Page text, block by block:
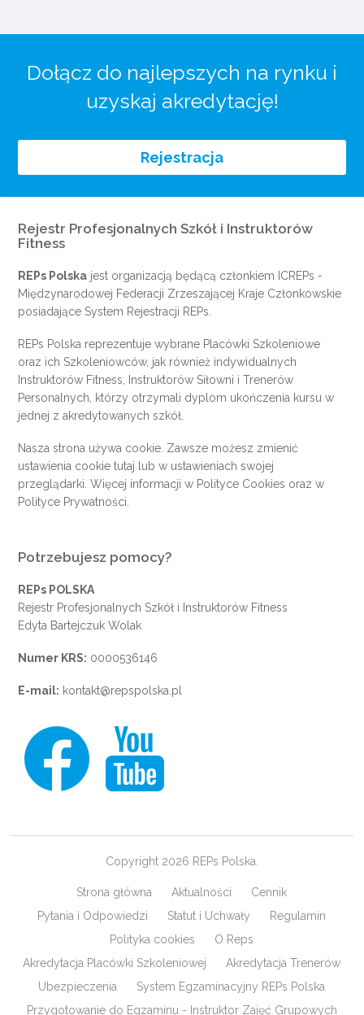
Dołącz do najlepszych na rynku i
uzyskaj akredytację!
Rejestracja
Rejestr Profesjonalnych Szkół i Instruktorów
Fitness
REPs Polska jest organizacją będącą członkiem ICREPs -
Międzynarodowej Federacji Zrzeszającej Kraje Członkowskie
posiadające System Rejestracji REPs.
REPs Polska reprezentuje wybrane Placówki Szkoleniowe
oraz ich Szkoleniowców, jak również indywidualnych
Instruktorów Fitness, Instruktorów Siłowni i Trenerów
Personalnych, którzy otrzymali dyplom ukończenia kursu w
jednej z akredytowanych szkół.
Nasza strona używa cookie. Zawsze możesz zmienić
ustawienia cookietutaj lub w ustawieniach swojej
przeglądarki. Więcej informacji w Polityce Cookies oraz w
Polityce Prywatności.
Potrzebujesz pomocy?
REPs POLSKA
Rejestr Profesjonalnych Szkół i Instruktorów Fitness
Edyta Bartejczuk Wolak
Numer KRS: 0000536146
E-mail: kontakt@repspolska.pl
Copyright 2026 REPs Polska.
Strona główna Aktualności
Cennik
Pytania i Odpowiedzi
Statut i Uchwały
Regulamin
Polityka cookies
O Reps
Akredytacja Placówki Szkoleniowej
Akredytacja Trenerów
Ubezpieczenia
System Egzaminacyjny REPs Polska
Przygotowanie do Egzaminu - Instruktor Zajęć Grupowych